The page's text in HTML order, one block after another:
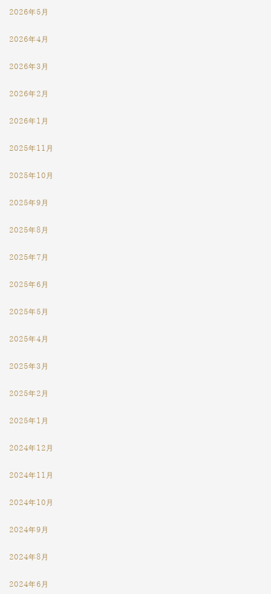
2026年5月
2026年4月
2026年3月
2026年2月
2026年1月
2025年11月
2025年10月
2025年9月
2025年8月
2025年7月
2025年6月
2025年5月
2025年4月
2025年3月
2025年2月
2025年1月
2024年12月
2024年11月
2024年10月
2024年9月
2024年8月
2024年6月